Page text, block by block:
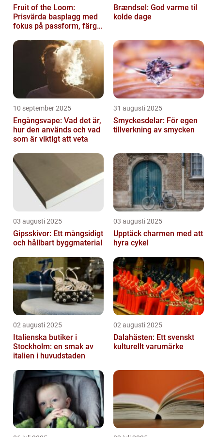
Fruit of the Loom:
Prisvärda basplagg med
fokus på passform, färg
Brændsel: God varme til
kolde dage
10 september 2025
Engångsvape: Vad det är,
hur den används och vad
som är viktigt att veta
31 augusti 2025
Smyckesdelar: För egen
tillverkning av smycken
03 augusti 2025
Gipsskivor: Ett mångsidigt
och hållbart byggmaterial
03 augusti 2025
Upptäck charmen med att
hyra cykel
02 augusti 2025
Italienska butiker i
Stockholm: en smak av
italien i huvudstaden
02 augusti 2025
Dalahästen: Ett svenskt
kulturellt varumärke